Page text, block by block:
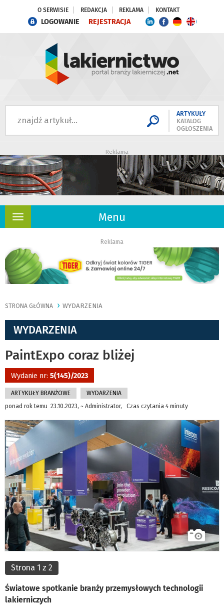
O SERWISIE REDAKCJA REKLAMA KONTAKT
LOGOWANIE REJESTRACJA
ARTYKUŁY
KATALOG
OGŁOSZENIA
Reklama
Menu
Rozwiń
Reklama
STRONA GŁÓWNA WYDARZENIA
WYDARZENIA
PaintExpo coraz bliżej
Wydanie nr: 5(145)/2023
ARTYKUŁY BRANŻOWE
WYDARZENIA
ponad rok temu 23.10.2023, ~ Administrator, Czas czytania 4 minuty
Strona 1 z 2
Światowe spotkanie branży przemysłowych technologii
lakierniczych